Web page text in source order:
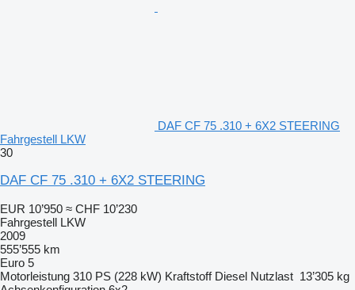
DAF CF 75 .310 + 6X2 STEERING
Fahrgestell LKW
30
DAF CF 75 .310 + 6X2 STEERING
EUR 10’950 ≈ CHF 10’230
Fahrgestell LKW
2009
555’555 km
Euro 5
Motorleistung 310 PS (228 kW) Kraftstoff Diesel Nutzlast 13’305 kg